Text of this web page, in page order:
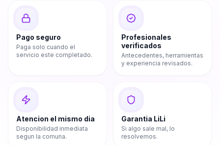
Pago seguro
Paga solo cuando el
servicio este completado.
Profesionales
verificados
Antecedentes, herramientas
y experiencia revisados.
Atencion el mismo dia
Disponibilidad inmediata
segun la comuna.
Garantia LiLi
Si algo sale mal, lo
resolvemos.